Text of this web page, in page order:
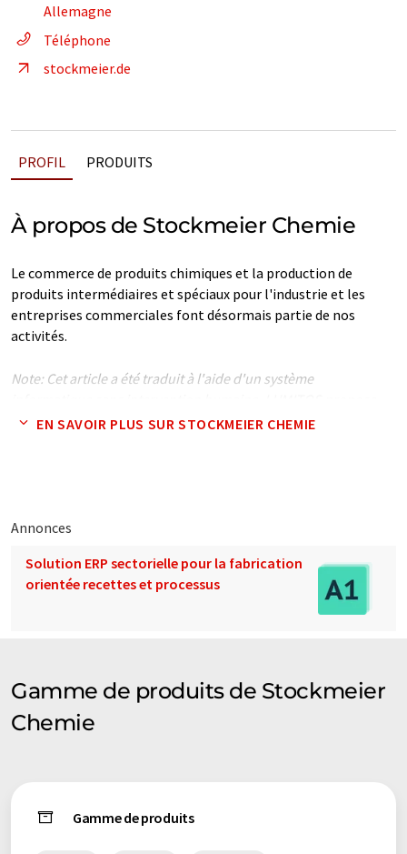
Allemagne
Téléphone
stockmeier.de
PROFIL PRODUITS
À propos de Stockmeier Chemie
Le commerce de produits chimiques et la production de
produits intermédiaires et spéciaux pour l'industrie et les
entreprises commerciales font désormais partie de nos
activités.
Note: Cet article a été traduit à l'aide d'un système
ces traductions automatiques pour présenter un plus large
EN SAVOIR PLUS SUR STOCKMEIER CHEMIE
Annonces
Solution ERP sectorielle pour la fabrication
orientée recettes et processus
Gamme de produits de Stockmeier
Chemie
Gamme de produits